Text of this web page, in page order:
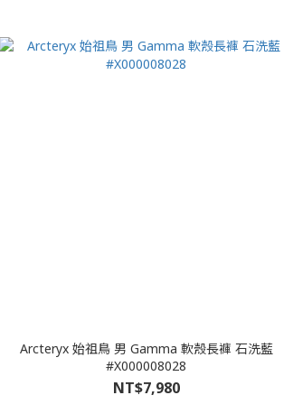
Arcteryx 始祖鳥 男 Gamma 軟殼長褲 石洗藍
#X000008028
NT$7,980